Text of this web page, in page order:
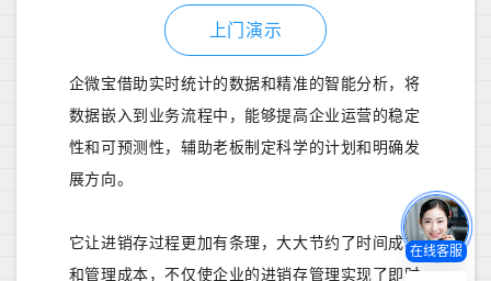
上门演示
企微宝借助实时统计的数据和精准的智能分析，将
数据嵌入到业务流程中，能够提高企业运营的稳定
性和可预测性，辅助老板制定科学的计划和明确发
展方向。
它让进销存过程更加有条理，大大节约了时间成本
和管理成本，不仅使企业的进销存管理实现了即时
在线客服